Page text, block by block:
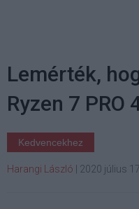
Lemérték,
Ryzen 7 PRO
Kedvencekhez
Harangi László | 2020 július